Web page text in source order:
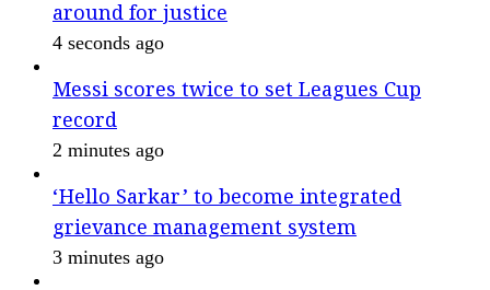
around for justice
4 seconds ago
Messi scores twice to set Leagues Cup
record
2 minutes ago
‘Hello Sarkar’ to become integrated
grievance management system
3 minutes ago